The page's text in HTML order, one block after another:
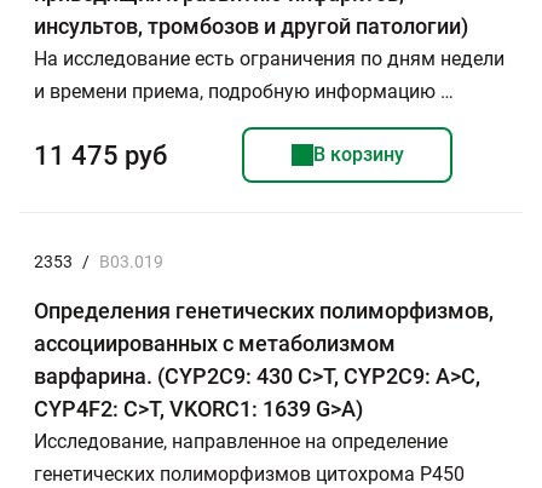
инсультов, тромбозов и другой патологии)
На исследование есть ограничения по дням недели
и времени приема, подробную информацию …
11 475 руб В корзину
2353 / В03.019
Определения генетических полиморфизмов,
ассоциированных с метаболизмом
варфарина. (CYP2C9: 430 C>T, CYP2C9: A>C,
CYP4F2: C>T, VKORC1: 1639 G>А)
Исследование, направленное на определение
генетических полиморфизмов цитохрома Р450